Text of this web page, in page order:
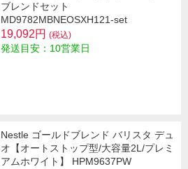
ブレンドセット
MD9782MBNEOSXH121-set
19,092円 (税込)
発送目安：10営業日
Nestle ゴールドブレンド バリスタ デュ
オ【オートストップ型/大容量2L/プレミ
アムホワイト】 HPM9637PW